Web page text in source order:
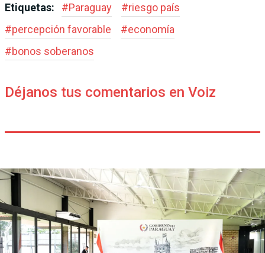
Etiquetas: #Paraguay #riesgo país
#percepción favorable #economía
#bonos soberanos
Déjanos tus comentarios en Voiz